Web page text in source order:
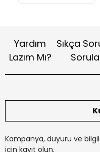
Yardım
Lazım Mı?
Sıkça
Kampanya, duyuru ve
için kayıt olun.